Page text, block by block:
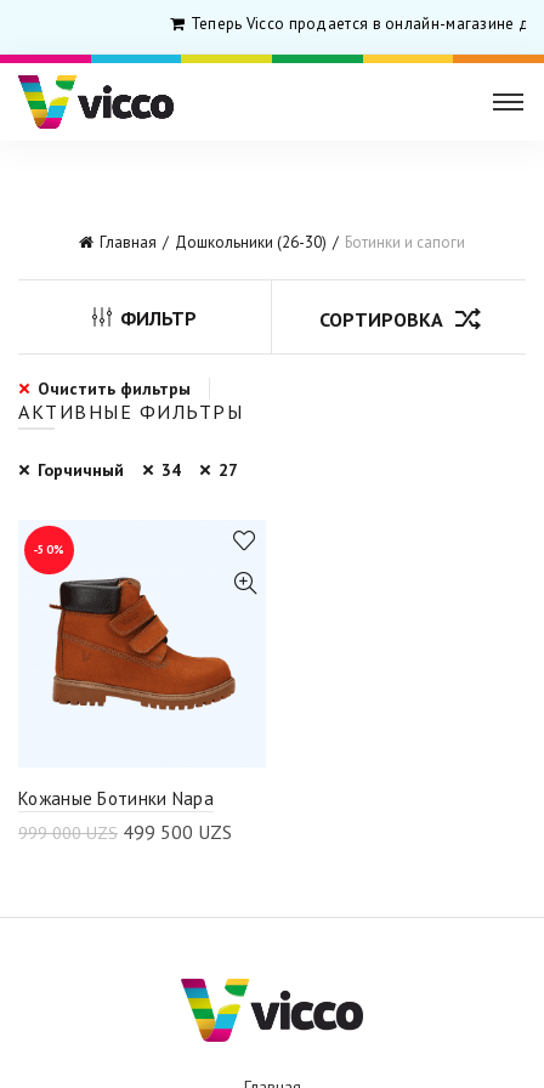
Теперь Vicco продается в онлайн-магазине
Главная Дошкольники (26-30) Ботинки и сапоги
ФИЛЬТР СОРТИРОВКА
Очистить фильтры
АКТИВНЫЕ ФИЛЬТРЫ
Горчичный 34 27
-50%
Кожаные Ботинки Napa
999 000UZS 499 500 UZS